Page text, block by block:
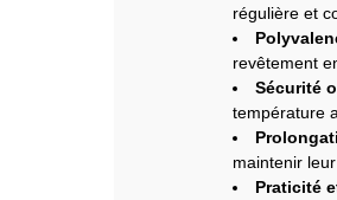
régulière et
revêtement
Sécurité
température
maintenir
Praticité